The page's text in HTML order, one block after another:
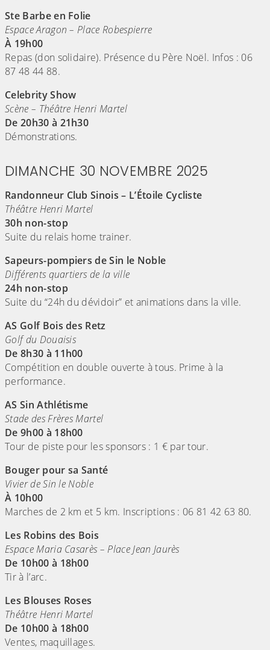
Ste Barbe en Folie
Espace Aragon – Place Robespierre
À 19h00
Repas (don solidaire). Présence du Père Noël. Infos : 06
87 48 44 88.
Celebrity Show
Scène – Théâtre Henri Martel
De 20h30 à 21h30
Démonstrations.
DIMANCHE 30 NOVEMBRE 2025
Randonneur Club Sinois – L’Étoile Cycliste
Théâtre Henri Martel
30h non-stop
Suite du relais home trainer.
Sapeurs-pompiers de Sin le Noble
Différents quartiers de la ville
24h non-stop
Suite du “24h du dévidoir” et animations dans la ville.
AS Golf Bois des Retz
Golf du Douaisis
De 8h30 à 11h00
Compétition en double ouverte à tous. Prime à la
performance.
AS Sin Athlétisme
Stade des Frères Martel
De 9h00 à 18h00
Tour de piste pour les sponsors : 1 € par tour.
Bouger pour sa Santé
Vivier de Sin le Noble
À 10h00
Marches de 2 km et 5 km. Inscriptions : 06 81 42 63 80.
Les Robins des Bois
Espace Maria Casarès – Place Jean Jaurès
De 10h00 à 18h00
Tir à l’arc.
Les Blouses Roses
Théâtre Henri Martel
De 10h00 à 18h00
Ventes, maquillages.